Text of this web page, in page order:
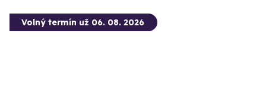
Volný termín už 06. 08. 2026